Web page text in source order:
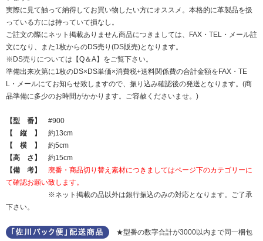
実際に見て触って納得してお買い物したい方にオススメ。本格的に革製品を扱
っている方には持っていて損なし。
ご註文の際にネット掲載ありません商品につきましては、FAX・TEL・メール註
文になり、また1枚からのDS売り(DS販売)となります。
※DS売りについては【Q＆A】をご覧下さい。
準備出来次第に1枚のDS×DS単価×消費税+送料関係費の合計金額をFAX・TE
L・メールにてお知らせ致しますので、振り込み確認後の発送となります。(商
品準備に多少のお時間がかかります。ご容赦くださいませ。)
【型 番】
#900
【 縦 】
約13cm
【 横 】
約5cm
【高 さ】
約15cm
【備 考】
廃番・商品切り替え素材につきましてはページ下のカテゴリーに
て確認お願い致します。
※ネット掲載の品以外は銀行振込のみの対応となります。ご了承
下さい。
★型番の数字合計が3000以内まで同一梱包